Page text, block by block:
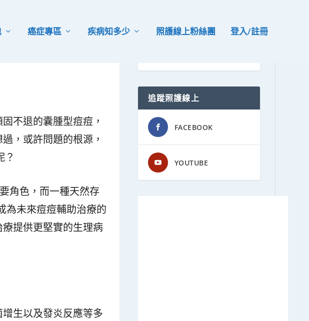
癌症專區 疾病知多少 照護線上粉絲團 登入/註冊
不退的囊腫型痘痘，
，或許問題的根源，
？
角色，而一種天然存
為未來痘痘輔助治療的
提供更堅實的生理病
生以及發炎反應等多
追蹤照護線上
FACEBOOK
YOUTUBE